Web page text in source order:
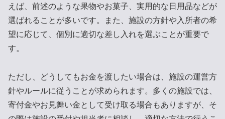
えば、前述のような果物やお菓子、実用的な日用品などが
選ばれることが多いです。また、施設の方針や入所者の希
望に応じて、個別に適切な差し入れを選ぶことが重要で
す。
ただし、どうしてもお金を渡したい場合は、施設の運営方
針やルールに従うことが求められます。多くの施設では、
寄付金やお見舞い金として受け取る場合もありますが、そ